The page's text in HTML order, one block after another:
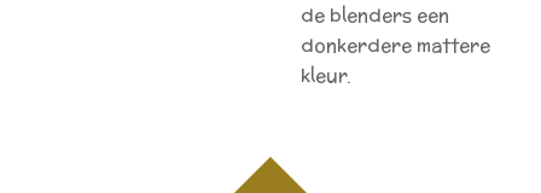
de blenders een
donkerdere mattere
kleur.